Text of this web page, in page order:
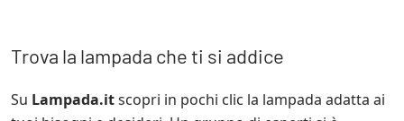
Trova la lampada che ti si addice
Su Lampada.itscopri in pochi clic la lampada adatta ai